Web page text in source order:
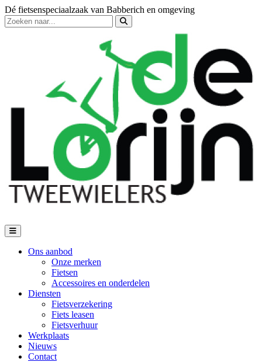
Dé fietsenspeciaalzaak van Babberich en omgeving
Ons aanbod
Onze merken
Fietsen
Accessoires en onderdelen
Diensten
Fietsverzekering
Fiets leasen
Fietsverhuur
Werkplaats
Nieuws
Contact